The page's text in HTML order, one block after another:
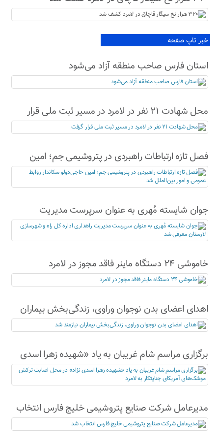
خبر تاپ صفحه
استان فارس صاحب منطقه آزاد می‌شود
محل شهادت ۲۱ نفر در لامرد در مسیر ثبت ملی قرار
گرفت
فصل تازه ارتباطات راهبردی در پتروشیمی جم؛ امین
حاجی‌دولو سکاندار روابط عمومی و امور بین‌الملل شد
جوان شایسته مُهری به عنوان سرپرست مدیریت
راهداری اداره کل راه و شهرسازی لارستان معرفی شد
خاموشی ۲۴ دستگاه ماینر فاقد مجوز در لامرد
اهدای اعضای بدن نوجوان وراوی، زندگی‌بخش بیماران
نیازمند شد
برگزاری مراسم شام غریبان به یاد «شهیده زهرا اسدی
نژاد» در محل اصابت ترکش موشک‌های آمریکای
جنایتکار به لامرد
مدیرعامل شرکت صنایع پتروشیمی خلیج فارس انتخاب
شد